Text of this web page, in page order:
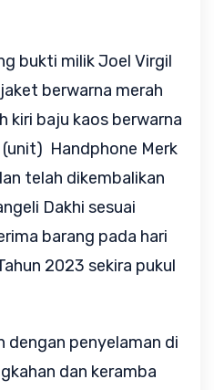
bukti milik Joel Virgil
berwarna merah
kiri baju kaos berwarna
Handphone Merk
telah dikembalikan
Dakhi sesuai
barang pada hari
2023 sekira pukul
dengan penyelaman di
dan keramba